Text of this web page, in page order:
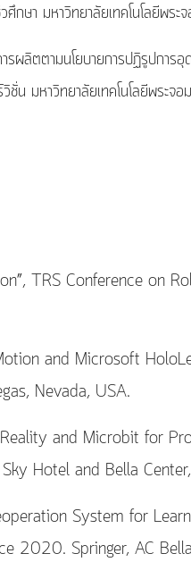
กษา มหาวิทยาลัยเทคโนโลยีพร
ผลิตตามนโยบายการปฏิรูปกา
วิชั่น มหาวิทยาลัยเทคโนโลยีพระ
TRS Conference on
and Microsoft
Nevada, USA.
and Microbit for
Hotel and Bella
System for
2020. Springer, AC